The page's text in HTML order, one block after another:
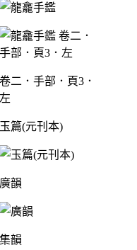
卷二．手部．頁3．
左
玉篇(元刊本)
廣韻
集韻